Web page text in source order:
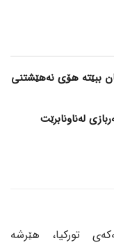
ببێتە هۆی نەهێشتنی
لەناونابرێت
تورکیا، هێرشە